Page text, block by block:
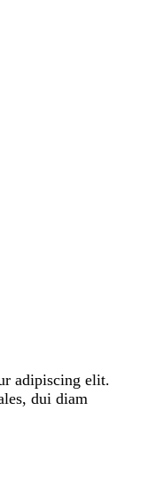
adipiscing elit.
dui diam